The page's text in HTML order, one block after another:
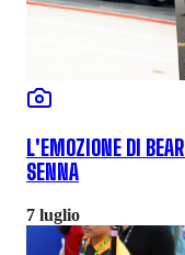
L'EMOZIONE DI
SENNA
7 luglio